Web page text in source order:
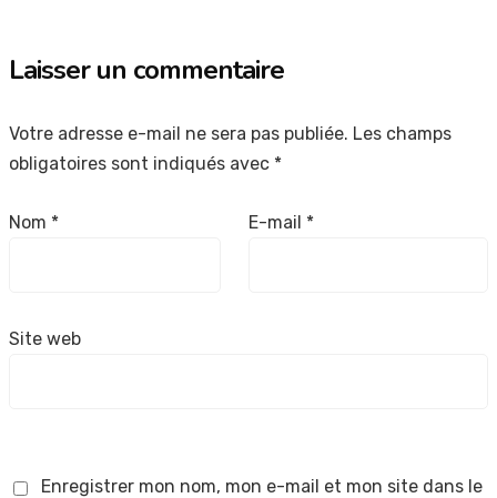
Laisser un commentaire
Votre adresse e-mail ne sera pas publiée. Les champs
obligatoires sont indiqués avec *
Nom * E-mail *
Site web
Enregistrer mon nom, mon e-mail et mon site dans le